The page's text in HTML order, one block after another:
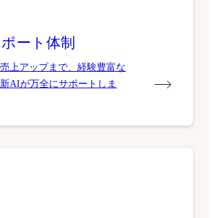
ート体制
上アップまで、経験豊富な
AIが万全にサポートしま